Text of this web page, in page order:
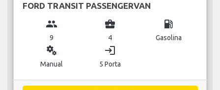
FORD TRANSIT PASSENGERVAN
group
9
business_center
4
local_gas_station
Gasolina
miscellaneous_services
Manual
login
5 Porta